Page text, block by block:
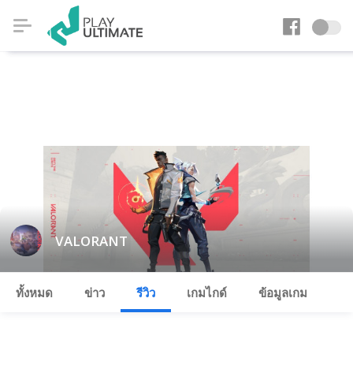
VALORANT
ทั้งหมด ข่าว รีวิว เกมไกด์ ข้อมูลเกม